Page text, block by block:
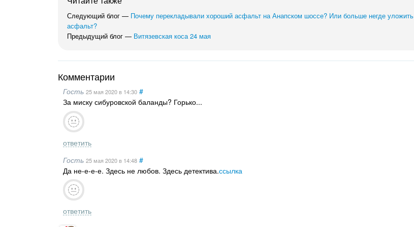
Следующий блог — Почему перекладывали хороший асфальт на Анапском шоссе? Или больше негде уложить
асфальт?
Предыдущий блог — Витязевская коса 24 мая
Комментарии
Гость 25 мая 2020в 14:30 #
За миску сибуровской баланды? Горько...
ответить
Гость 25 мая 2020в 14:48 #
Да не-е-е-е. Здесь не любов. Здесь детектива.ссылка
ответить